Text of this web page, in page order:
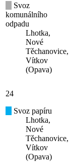
Svoz
komunálního
odpadu
Lhotka,
Nové
Těchanovice,
Vítkov
(Opava)
24
Svoz papíru
Lhotka,
Nové
Těchanovice,
Vítkov
(Opava)